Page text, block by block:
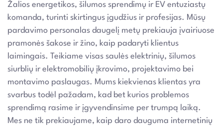
Žalios energetikos, šilumos sprendimų ir EV entuziastų
komanda, turinti skirtingus įgudžius ir profesijas. Mūsų
pardavimo personalas daugelį metų prekiauja įvairiuose
pramonės šakose ir žino, kaip padaryti klientus
laimingais. Teikiame visas saulės elektrinių, šilumos
siurblių ir elektromobilių įkrovimo, projektavimo bei
montavimo paslaugas. Mums kiekvienas klientas yra
svarbus todėl pažadam, kad bet kurios problemos
sprendimą rasime ir įgyvendinsime per trumpą laiką.
Mes ne tik prekiaujame, kaip daro dauguma internetinių